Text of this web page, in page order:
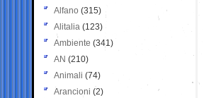
Alfano (315)
Alitalia (123)
Ambiente (341)
AN (210)
Animali (74)
Arancioni (2)